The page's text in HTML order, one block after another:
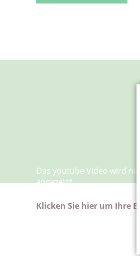
Das youtube Video wird
angezeigt.
Klicken Sie hier um Ihre